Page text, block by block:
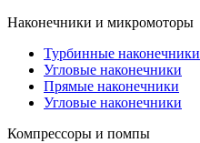
Наконечники и микромоторы
Турбинные наконечники
Угловые наконечники
Прямые наконечники
Угловые наконечники
Компрессоры и помпы